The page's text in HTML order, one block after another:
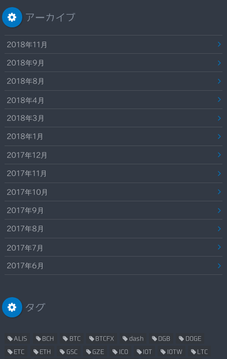
アーカイブ
2018年11月
2018年9月
2018年8月
2018年4月
2018年3月
2018年1月
2017年12月
2017年11月
2017年10月
2017年9月
2017年8月
2017年7月
2017年6月
タグ
ALIS BCH BTC BTCFX dash DGB DOGE
ETC ETH GSC GZE ICO IOT IOTW LTC